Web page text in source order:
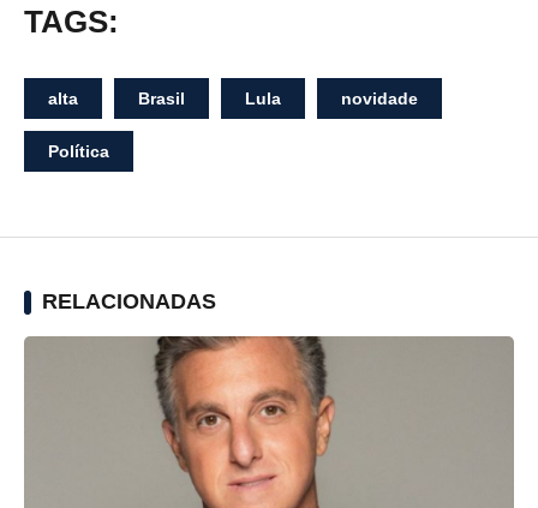
TAGS:
alta Brasil Lula novidade
Política
RELACIONADAS